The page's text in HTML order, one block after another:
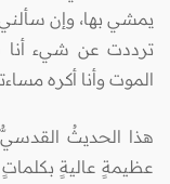
يمشي بها، وإن سألني
ترددت عن شيء أنا
الموت وأنا أكره
هذا الحديثُ
عظيمةٍ عاليةٍ